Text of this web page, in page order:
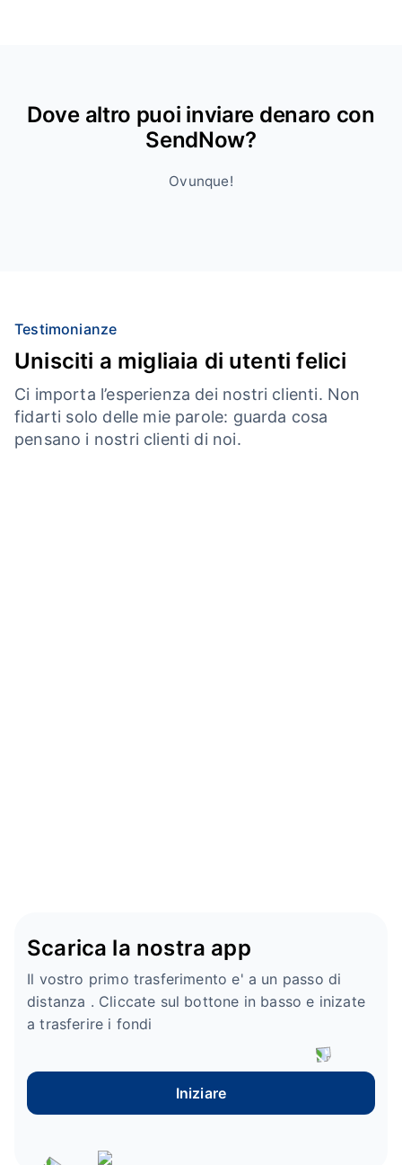
Dove altro puoi inviare denaro con
SendNow?
Ovunque!
Testimonianze
Unisciti a migliaia di utenti felici
Ci importa l’esperienza dei nostri clienti. Non
fidarti solo delle mie parole: guarda cosa
pensano i nostri clienti di noi.
Scarica la nostra app
Il vostro primo trasferimento e' a un passo di
distanza . Cliccate sul bottone in basso e inizate
a trasferire i fondi
Iniziare